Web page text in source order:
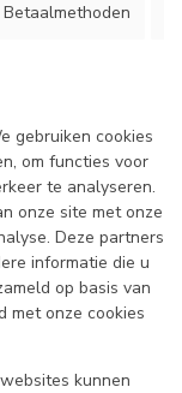
Betaalmethoden
gebruiken cookies
om functies voor
te analyseren.
onze site met onze
Deze partners
informatie die u
op basis van
met onze cookies
kunnen